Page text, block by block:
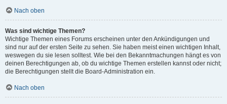
Nach oben
Was sind wichtige Themen?
Wichtige Themen eines Forums erscheinen unter den Ankündigungen und
sind nur auf der ersten Seite zu sehen. Sie haben meist einen wichtigen Inhalt,
weswegen du sie lesen solltest. Wie bei den Bekanntmachungen hängt es von
deinen Berechtigungen ab, ob du wichtige Themen erstellen kannst oder nicht;
die Berechtigungen stellt die Board-Administration ein.
Nach oben